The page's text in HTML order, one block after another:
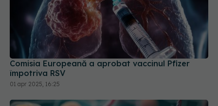
Comisia Europeană a aprobat vaccinul Pfizer
împotriva RSV
01 apr 2025, 16:25